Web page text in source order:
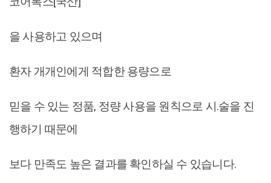
을 사용하고 있으며
환자 개개인에게 적합한 용량으로
믿을 수 있는 정품, 정량 사용을 원칙으로 시.술을 진
행하기 때문에
보다 만족도 높은 결과를 확인하실 수 있습니다.